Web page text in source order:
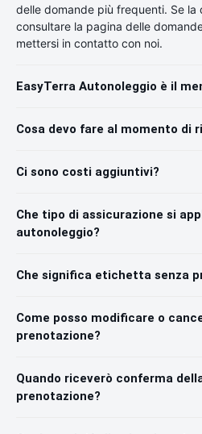
delle domande più frequenti. Se la
consultare la pagina delle
mettersi in contatto con noi.
EasyTerra Autonoleggio è il
Cosa devo fare al momento di
Ci sono costi aggiuntivi?
Che tipo di assicurazione si
autonoleggio?
Che significa etichetta senza
Come posso modificare o
prenotazione?
Quando riceverò conferma
prenotazione?